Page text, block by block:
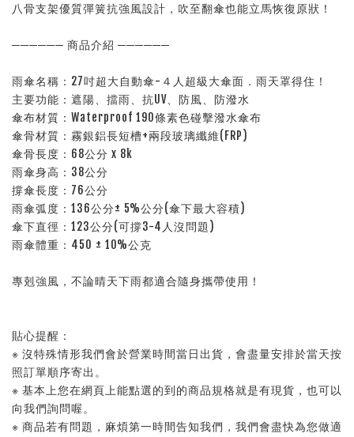
八骨支架優質彈簧抗強風設計，吹至翻傘也能立馬恢復原狀！
────── 商品介紹 ──────
雨傘名稱：27吋超大自動傘-４人超級大傘面．雨天罩得住！
主要功能：遮陽、擋雨、抗UV、防風、防潑水
傘布材質：Waterproof 190條素色碰擊潑水傘布
傘骨材質：霧銀鋁長短槽+兩段玻璃纖維(FRP)
傘骨長度：68公分 x 8k
雨傘身高：38公分
撐傘長度：76公分
雨傘弧度：136公分± 5%公分(傘下最大容積)
傘下直徑：123公分(可撐3-4人沒問題)
雨傘體重：450 ± 10%公克
專剋強風，不論晴天下雨都適合隨身攜帶使用！
貼心提醒：
※ 沒特殊情形我們會於營業時間當日出貨，會盡量安排於當天按
照訂單順序寄出。
※ 基本上您在網頁上能點選的到的商品規格就是有現貨，也可以
向我們詢問喔。
※ 商品若有問題，麻煩第一時間告知我們，我們會盡快為您做適